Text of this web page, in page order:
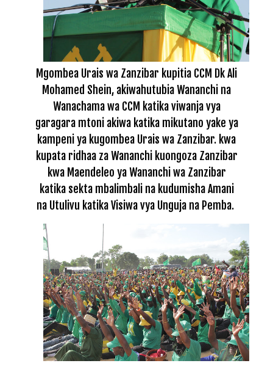
Mgombea Urais wa Zanzibar kupitia CCM Dk Ali
Mohamed Shein, akiwahutubia Wananchi na
Wanachama wa CCM katika viwanja vya
garagara mtoni akiwa katika mikutano yake ya
kampeni ya kugombea Urais wa Zanzibar. kwa
kupata ridhaa za Wananchi kuongoza Zanzibar
kwa Maendeleo ya Wananchi wa Zanzibar
katika sekta mbalimbali na kudumisha Amani
na Utulivu katika Visiwa vya Unguja na Pemba.